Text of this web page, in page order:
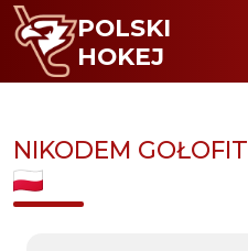
POLSKI
HOKEJ
NIKODEM GOŁOFIT